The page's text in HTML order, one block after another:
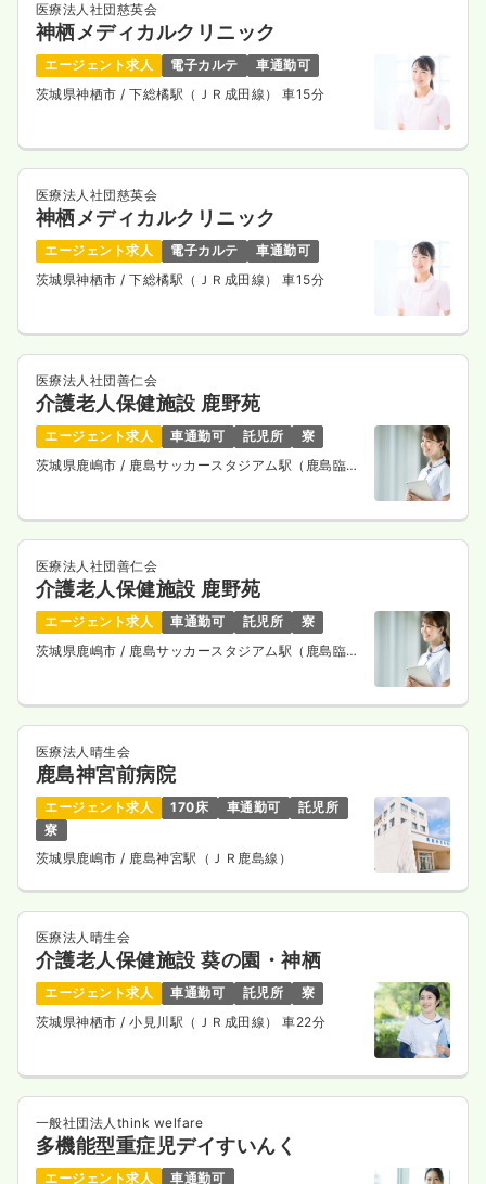
日祝休み
ブランク可 新卒可
第二新卒可
月給32万円以上可
気になる 詳細を見る
透析正・准看護師
日勤のみ（常勤）
給与 22.4万円〜/月 賞与3.5ヶ月
ブランク可
新卒可 第二新卒可 月給22万円以上可
気になる
一般病院
給与 18.4〜25.2万円/月 賞与3.5ヶ月
※一例
時間 8:30～17:30（休憩60分）
気になる 詳細を見る
日勤のみ（パート）
給与 時給1,550円〜
ブランク可
新卒可 第二新卒可 時給1,500円以上可
気になる 詳細を見る
一般病院
給与 31.5万円〜/月 賞与63.7万円〜
※一例
医療法人社団慈英会
神栖メディカルクリニック
エージェント求人 電子カルテ
車通勤可
茨城県神栖市 / 下総橘駅（ＪＲ成田線） 車15分
医療法人社団慈英会
神栖メディカルクリニック
エージェント求人 電子カルテ
車通勤可
茨城県神栖市 / 下総橘駅（ＪＲ成田線） 車15分
医療法人社団善仁会
介護老人保健施設 鹿野苑
エージェント求人 車通勤可 託児所
寮
茨城県鹿嶋市 / 鹿島サッカースタジアム駅（鹿島臨海
医療法人社団善仁会
介護老人保健施設 鹿野苑
エージェント求人 車通勤可 託児所
寮
茨城県鹿嶋市 / 鹿島サッカースタジアム駅（鹿島臨海
医療法人晴生会
鹿島神宮前病院
エージェント求人 170床 車通勤可
託児所
寮
茨城県鹿嶋市/ 鹿島神宮駅（ＪＲ鹿島線）
医療法人晴生会
介護老人保健施設 葵の園・神栖
エージェント求人 車通勤可 託児所
寮
茨城県神栖市 / 小見川駅（ＪＲ成田線） 車22分
一般社団法人think welfare
多機能型重症児デイすいんく
エージェント求人 車通勤可